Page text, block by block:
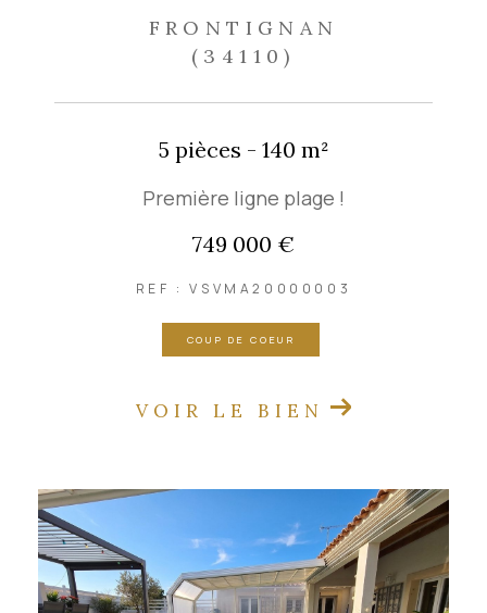
FRONTIGNAN
(34110)
5 pièces - 140 m²
Première ligne plage !
749 000 €
REF : VSVMA20000003
COUP DE COEUR
VOIR LE BIEN